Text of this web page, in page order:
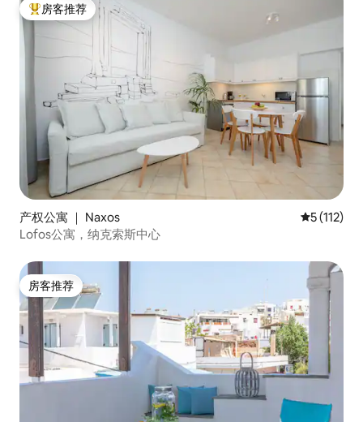
热门「房客推荐」
房客推荐
产权公寓 ｜ Naxos 平均评分 5
5 (112)
Lofos公寓，纳克索斯中心
房客推荐
房客推荐